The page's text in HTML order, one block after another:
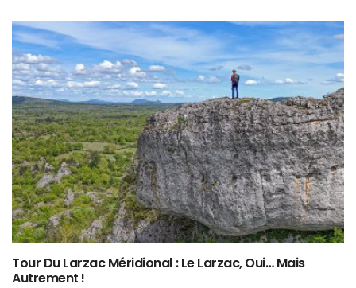
Tour Du Larzac Méridional : Le Larzac, Oui… Mais
Autrement !